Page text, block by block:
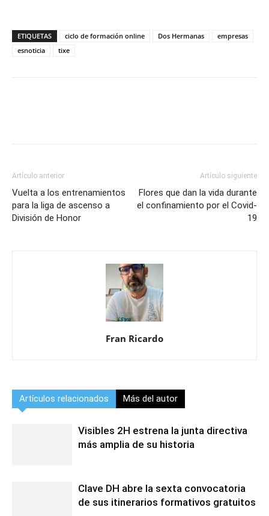
ETIQUETAS ciclo de formación online Dos Hermanas
empresas
esnoticia
tixe
Artículo anterior
Vuelta a los entrenamientos
para la liga de ascenso a
División de Honor
Artículo siguiente
Flores que dan la vida durante
el confinamiento por el Covid-
19
Fran Ricardo
Artículos relacionados Más del autor
Visibles 2H estrena la junta directiva
más amplia de su historia
Clave DH abre la sexta convocatoria
de sus itinerarios formativos gratuitos